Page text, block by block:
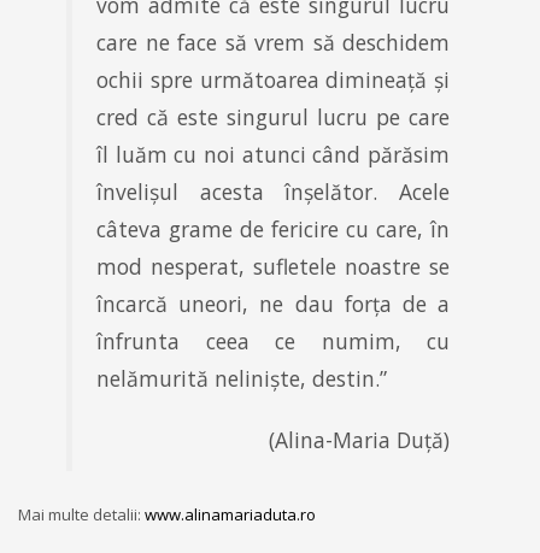
care ne face să vrem să deschidem
ochii spre următoarea dimineaţă şi
cred că este singurul lucru pe care
îl luăm cu noi atunci când părăsim
învelişul acesta înşelător. Acele
câteva grame de fericire cu care, în
mod nesperat, sufletele noastre se
încarcă uneori, ne dau forţa de a
înfrunta ceea ce numim, cu
nelămurită nelinişte, destin.”
(Alina-Maria Duţă)
Mai multe detalii: www.alinamariaduta.ro